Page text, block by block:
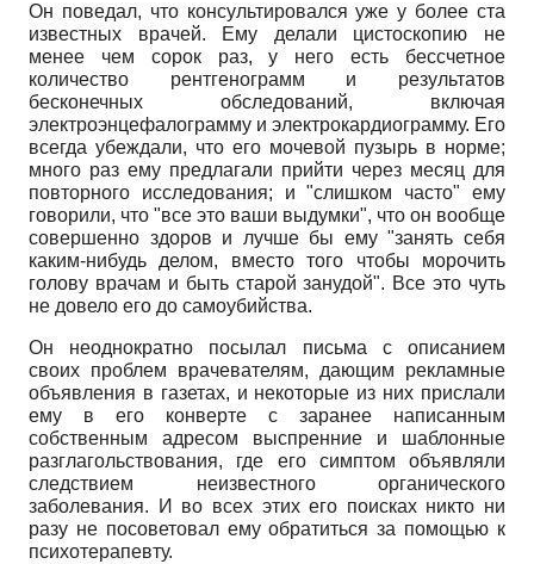
Он поведал, что консультировался уже у более ста
известных врачей. Ему делали цистоскопию не
менее чем сорок раз, у него есть бессчетное
количество рентгенограмм и результатов
бесконечных обследований, включая
электроэнцефалограмму и электрокардиограмму. Его
всегда убеждали, что его мочевой пузырь в норме;
много раз ему предлагали прийти через месяц для
повторного исследования; и "слишком часто" ему
говорили, что "все это ваши выдумки", что он вообще
совершенно здоров и лучше бы ему "занять себя
каким-нибудь делом, вместо того чтобы морочить
голову врачам и быть старой занудой". Все это чуть
не довело его до самоубийства.
Он неоднократно посылал письма с описанием
своих проблем врачевателям, дающим рекламные
объявления в газетах, и некоторые из них прислали
ему в его конверте с заранее написанным
собственным адресом выспренние и шаблонные
разглагольствования, где его симптом объявляли
следствием неизвестного органического
заболевания. И во всех этих его поисках никто ни
разу не посоветовал ему обратиться за помощью к
психотерапевту.